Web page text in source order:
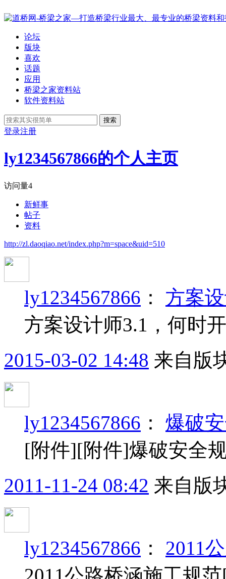
论坛
版块
喜欢
话题
应用
桥梁之家资料站
软件资料站
搜索
登录注册
ly1234567866的个人主页
访问量4
新鲜事
帖子
资料
http://zl.daoqiao.net/index.php?m=space&uid=510
ly1234567866 ： 方案
方案设计师3.1，何时
2015-03-02 14:48 来自版
ly1234567866 ： 爆破
[附件][附件]爆破安全
2011-11-24 08:42 来自版
ly1234567866 ： 2011